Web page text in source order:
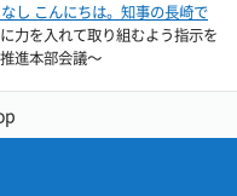
し こんにちは。知事の長崎で
力を入れて取り組むよう指示を
進本部会議～